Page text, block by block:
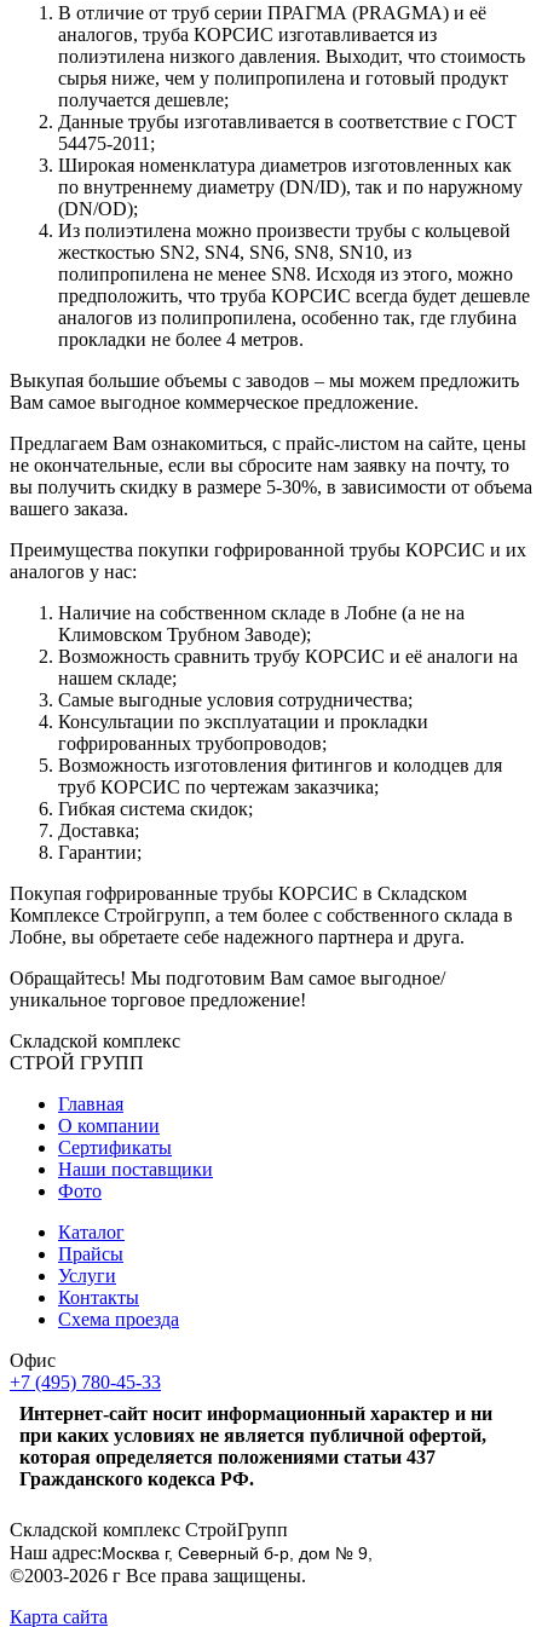
В отличие от труб серии ПРАГМА (PRAGMA) и её
аналогов, труба КОРСИС изготавливается из
полиэтилена низкого давления. Выходит, что стоимость
сырья ниже, чем у полипропилена и готовый продукт
получается дешевле;
Данные трубы изготавливается в соответствие с ГОСТ
54475-2011;
Широкая номенклатура диаметров изготовленных как
по внутреннему диаметру (DN/ID), так и по наружному
(DN/OD);
Из полиэтилена можно произвести трубы с кольцевой
жесткостью SN2, SN4, SN6, SN8, SN10, из
полипропилена не менее SN8. Исходя из этого, можно
предположить, что труба КОРСИС всегда будет дешевле
аналогов из полипропилена, особенно так, где глубина
прокладки не более 4 метров.
Выкупая большие объемы с заводов – мы можем предложить
Вам самое выгодное коммерческое предложение.
Предлагаем Вам ознакомиться, с прайс-листом на сайте, цены
не окончательные, если вы сбросите нам заявку на почту, то
вы получить скидку в размере 5-30%, в зависимости от объема
вашего заказа.
Преимущества покупки гофрированной трубы КОРСИС и их
аналогов у нас:
Наличие на собственном складе в Лобне (а не на
Климовском Трубном Заводе);
Возможность сравнить трубу КОРСИС и её аналоги на
нашем складе;
Самые выгодные условия сотрудничества;
Консультации по эксплуатации и прокладки
гофрированных трубопроводов;
Возможность изготовления фитингов и колодцев для
труб КОРСИС по чертежам заказчика;
Гибкая система скидок;
Доставка;
Гарантии;
Покупая гофрированные трубы КОРСИС в Складском
Комплексе Стройгрупп, а тем более с собственного склада в
Лобне, вы обретаете себе надежного партнера и друга.
Обращайтесь! Мы подготовим Вам самое выгодное/
уникальное торговое предложение!
Складской комплекс
СТРОЙ ГРУПП
Главная
О компании
Сертификаты
Наши поставщики
Фото
Каталог
Прайсы
Услуги
Контакты
Схема проезда
Офис
+7 (495) 780-45-33
Интернет-сайт носит информационный характер и ни
при каких условиях не является публичной офертой,
которая определяется положениями статьи 437
Гражданского кодекса РФ.
Складской комплекс СтройГрупп
Наш адрес:Москва г, Северный б-р, дом № 9,
©2003-2026 г Все права защищены.
Карта сайта